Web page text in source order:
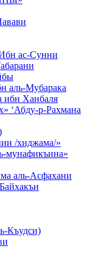
ас-Сунни
аль-Мубарака
ибн Ханбаля
‘Абду-р-Рахмана
/хиджама/»
мунафикъина»
аль-Асфахани
Къудси)